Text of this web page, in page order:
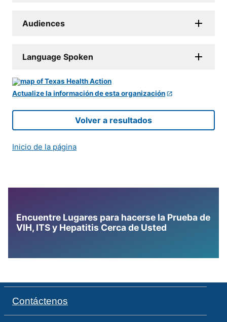
Audiences
Language Spoken
Actualize la información de esta organización
Volver a resultados
Inicio de la página
Encuentre Lugares para hacerse la Prueba de
VIH, ITS y Hepatitis Cerca de Usted
Contáctenos